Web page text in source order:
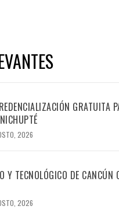
GRATUITA
2026
Y TECNOLÓGICO DE CANCÚN
2026